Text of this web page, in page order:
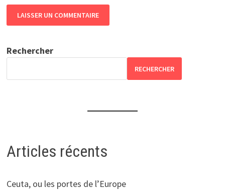
Rechercher
RECHERCHER
Articles récents
Ceuta, ou les portes de l’Europe